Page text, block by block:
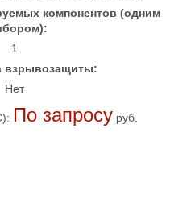
компонентов (одним
1
взрывозащиты:
Нет
По запросу руб.